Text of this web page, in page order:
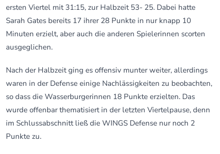
ersten Viertel mit 31:15, zur Halbzeit 53- 25. Dabei hatte
Sarah Gates bereits 17 ihrer 28 Punkte in nur knapp 10
Minuten erzielt, aber auch die anderen Spielerinnen scorten
ausgeglichen.
Nach der Halbzeit ging es offensiv munter weiter, allerdings
waren in der Defense einige Nachlässigkeiten zu beobachten,
so dass die Wasserburgerinnen 18 Punkte erzielten. Das
wurde offenbar thematisiert in der letzten Viertelpause, denn
im Schlussabschnitt ließ die WINGS Defense nur noch 2
Punkte zu.